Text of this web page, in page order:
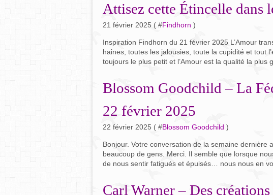
Attisez cette Étincelle dans
21 février 2025 ( #Findhorn )
Inspiration Findhorn du 21 février 2025 L’Amour
haines, toutes les jalousies, toute la cupidité et tout
toujours le plus petit et l’Amour est la qualité la plus
Blossom Goodchild – La
22 février 2025
22 février 2025 ( #Blossom Goodchild )
Bonjour. Votre conversation de la semaine dernière
beaucoup de gens. Merci. Il semble que lorsque
de nous sentir fatigués et épuisés… nous nous en
Carl Warner – Des